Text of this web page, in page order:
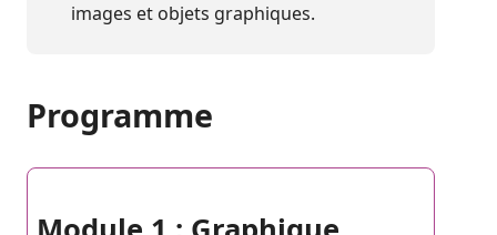
images et objets graphiques.
Programme